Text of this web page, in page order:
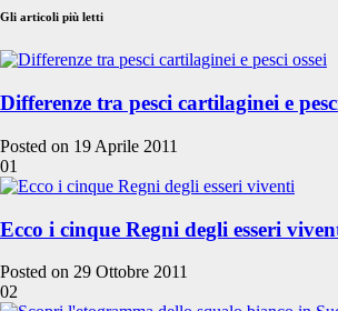
Gli articoli più letti
Differenze tra pesci cartilaginei e
Posted on 19 Aprile 2011
01
Ecco i cinque Regni degli esseri
Posted on 29 Ottobre 2011
02